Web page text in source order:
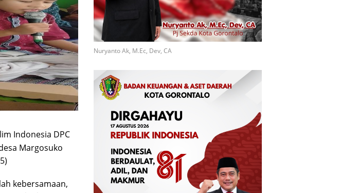
Indonesia DPC
Margosuko
kebersamaan,
Nuryanto Ak, M.Ec, Dev, CA